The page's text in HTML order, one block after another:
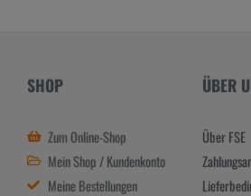
SHOP
Zum Online-Shop
Mein Shop / Kundenkonto
Meine Bestellungen
ÜBER
Über FSE